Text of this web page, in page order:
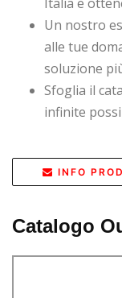
Un nostro
alle tue
soluzione
Sfoglia il
infinite
INFO
Catalogo